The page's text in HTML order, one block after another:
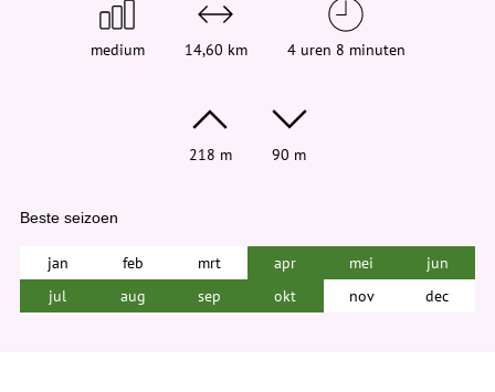
medium 14,60 km 4 uren 8 minuten
218 m 90 m
Beste seizoen
jan feb mrt apr mei
jun
jul
aug sep okt nov dec